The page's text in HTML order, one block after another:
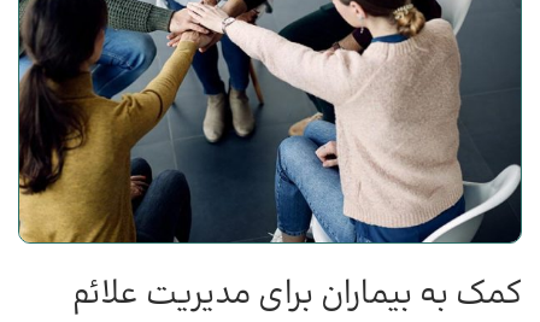
کمک به بیماران برای مدیریت علائم